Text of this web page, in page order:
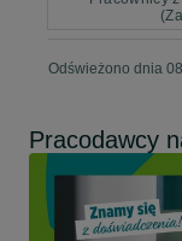
Odświeżono dnia
Pracodawcy